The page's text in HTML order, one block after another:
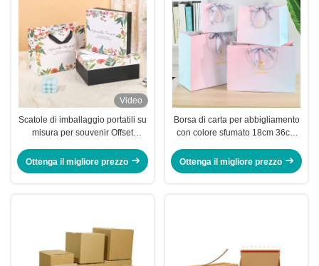
Video
Scatole di imballaggio portatili su
misura per souvenir Offset
Ottenga il migliore prezzo
Borsa di carta per abbigliamento
con colore sfumato 18cm 36cm
piccole imprese
Ottenga il migliore prezzo